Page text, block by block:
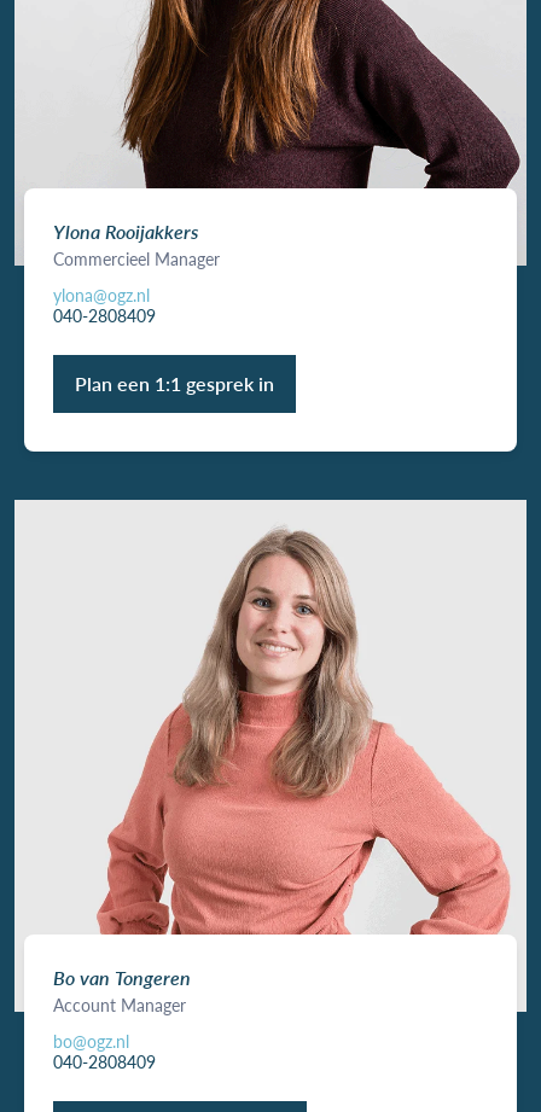
Ylona Rooijakkers
Commercieel Manager
ylona@ogz.nl
040-2808409
Plan een 1:1 gesprek in
Bo van Tongeren
Account Manager
bo@ogz.nl
040-2808409